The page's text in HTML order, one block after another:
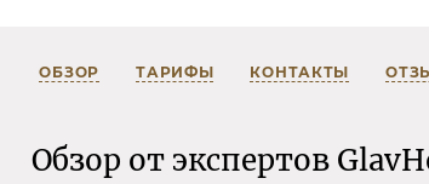
ОБЗОР ТАРИФЫ КОНТАКТЫ
Обзор от экспертов